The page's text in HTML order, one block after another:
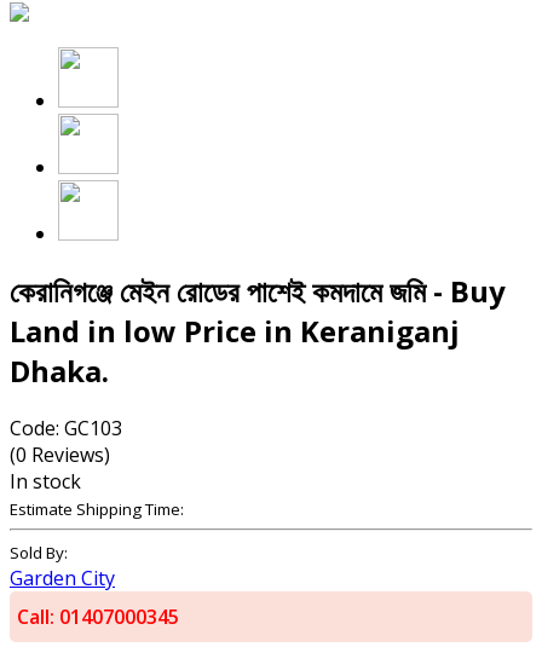
কেরানিগঞ্জে মেইন রোডের পাশেই কমদামে জমি - Buy
Land in low Price in Keraniganj
Dhaka.
Code: GC103
(0 Reviews)
In stock
Estimate Shipping Time:
Sold By:
Garden City
Call: 01407000345